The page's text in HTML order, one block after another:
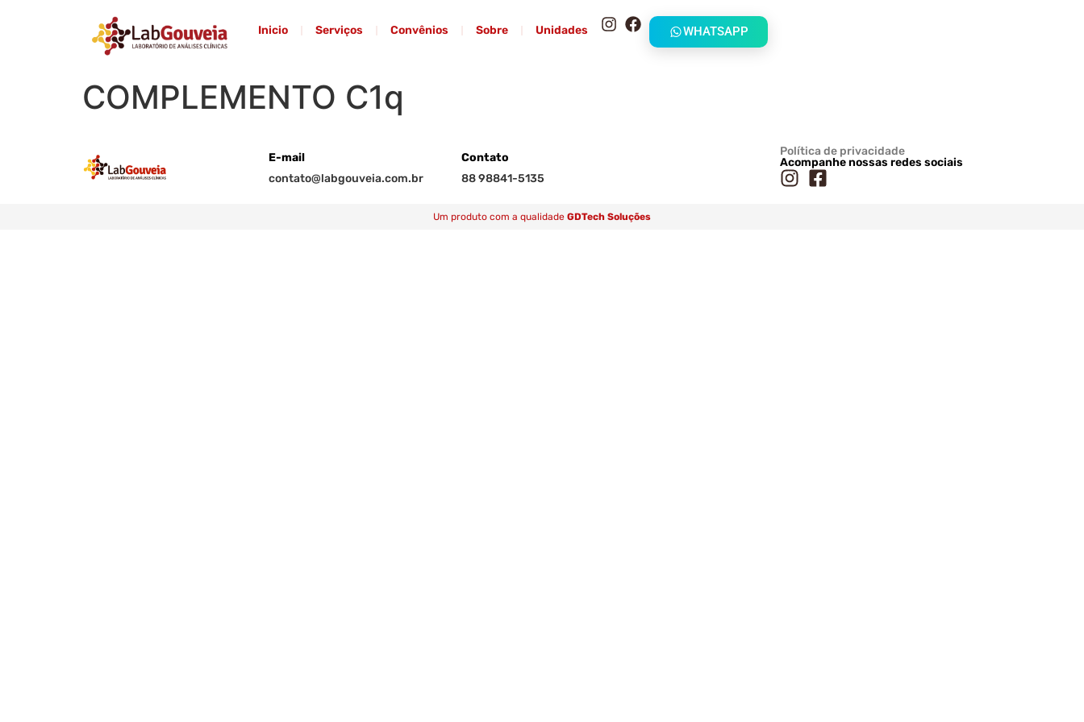
Inicio Serviços Convênios Sobre Unidades WHATSAPP
COMPLEMENTO C1q
E-mail
contato@labgouveia.com.br
Contato
88 98841-5135
Política de privacidade
Acompanhe nossas redes sociais
Um produto com a qualidade GDTech Soluções